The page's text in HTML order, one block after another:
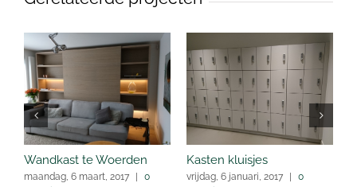
Wandkast te Woerden
maandag, 6 maart, 2017
0
Kasten kluisjes
vrijdag, 6 januari, 2017
0